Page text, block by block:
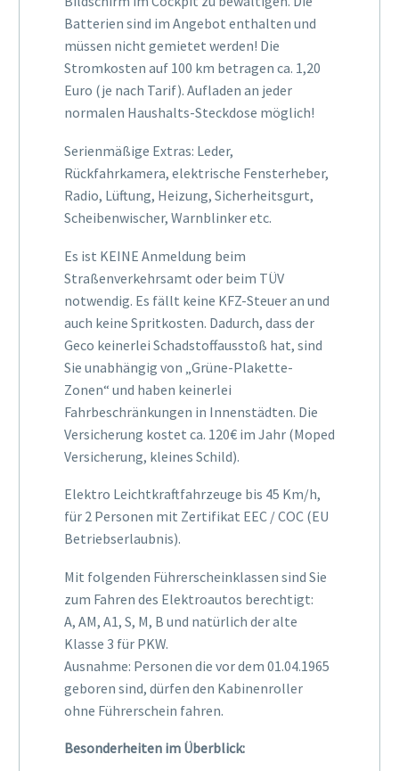
Batterien sind im Angebot enthalten und
müssen nicht gemietet werden! Die
Stromkosten auf 100 km betragen ca. 1,20
Euro (je nach Tarif). Aufladen an jeder
normalen Haushalts-Steckdose möglich!
Serienmäßige Extras: Leder,
Rückfahrkamera, elektrische Fensterheber,
Radio, Lüftung, Heizung, Sicherheitsgurt,
Scheibenwischer, Warnblinker etc.
Es ist KEINE Anmeldung beim
Straßenverkehrsamt oder beim TÜV
notwendig. Es fällt keine KFZ-Steuer an und
auch keine Spritkosten. Dadurch, dass der
Geco keinerlei Schadstoffausstoß hat, sind
Sie unabhängig von „Grüne-Plakette-
Zonen“ und haben keinerlei
Fahrbeschränkungen in Innenstädten. Die
Versicherung kostet ca. 120€ im Jahr (Moped
Versicherung, kleines Schild).
Elektro Leichtkraftfahrzeuge bis 45 Km/h,
für 2 Personen mit Zertifikat EEC / COC (EU
Betriebserlaubnis).
Mit folgenden Führerscheinklassen sind Sie
zum Fahren des Elektroautos berechtigt:
A, AM, A1, S, M, B und natürlich der alte
Klasse 3 für PKW.
Ausnahme: Personen die vor dem 01.04.1965
geboren sind, dürfen den Kabinenroller
ohne Führerschein fahren.
Besonderheiten im Überblick: